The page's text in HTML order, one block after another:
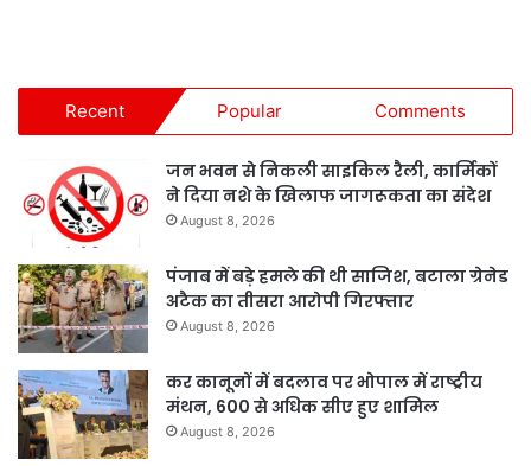
Recent Popular Comments
जन भवन से निकली साइकिल रैली, कार्मिकों
ने दिया नशे के खिलाफ जागरूकता का संदेश
August 8, 2026
पंजाब में बड़े हमले की थी साजिश, बटाला ग्रेनेड
अटैक का तीसरा आरोपी गिरफ्तार
August 8, 2026
कर कानूनों में बदलाव पर भोपाल में राष्ट्रीय
मंथन, 600 से अधिक सीए हुए शामिल
August 8, 2026